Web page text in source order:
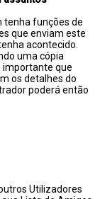
tenha funções de
que enviam este
acontecido.
uma cópia
importante que
os detalhes do
poderá então
Utilizadores